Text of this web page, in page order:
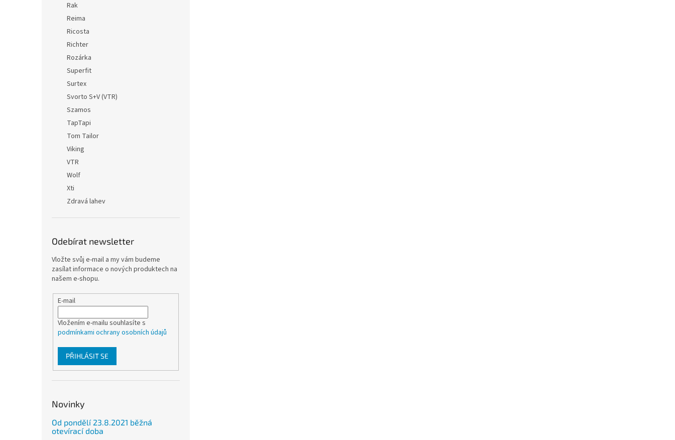
Rak
Reima
Ricosta
Richter
Rozárka
Superfit
Surtex
Svorto S+V (VTR)
Szamos
TapTapi
Tom Tailor
Viking
VTR
Wolf
Xti
Zdravá lahev
Odebírat newsletter
Vložte svůj e-mail a my vám budeme
zasílat informace o nových produktech na
našem e-shopu.
E-mail
Vložením e-mailu souhlasíte s
podmínkami ochrany osobních údajů
PŘIHLÁSIT SE
Novinky
Od pondělí 23.8.2021 běžná
otevírací doba